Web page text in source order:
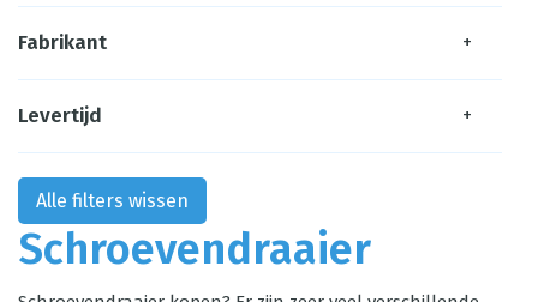
Schroevendraaier
Fabrikant +
Levertijd +
Alle filters wissen